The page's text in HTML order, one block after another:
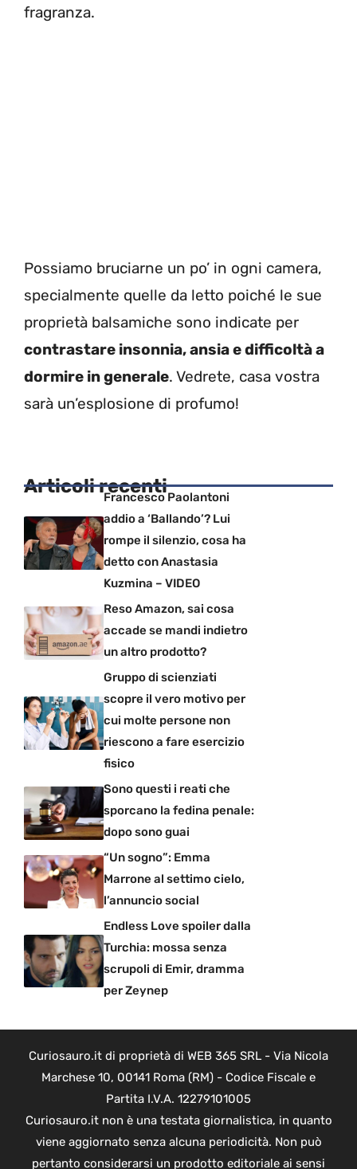
fragranza.
Possiamo bruciarne un po’ in ogni camera,
specialmente quelle da letto poiché le sue
proprietà balsamiche sono indicate per
contrastare insonnia, ansia e difficoltà a
dormire in generale. Vedrete, casa vostra
sarà un’esplosione di profumo!
Articoli recentiFrancesco Paolantoni
addio a ‘Ballando’? Lui
rompe il silenzio, cosa ha
detto con Anastasia
Kuzmina – VIDEO
Reso Amazon, sai cosa
accade se mandi indietro
un altro prodotto?
Gruppo di scienziati
scopre il vero motivo per
cui molte persone non
riescono a fare esercizio
fisico
Sono questi i reati che
sporcano la fedina penale:
dopo sono guai
“Un sogno”: Emma
Marrone al settimo cielo,
l’annuncio social
Endless Love spoiler dalla
Turchia: mossa senza
scrupoli di Emir, dramma
per Zeynep
Curiosauro.it di proprietà di WEB 365 SRL - Via Nicola
Marchese 10, 00141 Roma (RM) - Codice Fiscale e
Partita I.V.A. 12279101005
Curiosauro.it non è una testata giornalistica, in quanto
viene aggiornato senza alcuna periodicità. Non può
pertanto considerarsi un prodotto editoriale ai sensi